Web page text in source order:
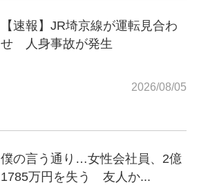
【速報】JR埼京線が運転見合わ
せ 人身事故が発生
2026/08/05
僕の言う通り…女性会社員、2億
1785万円を失う 友人か...